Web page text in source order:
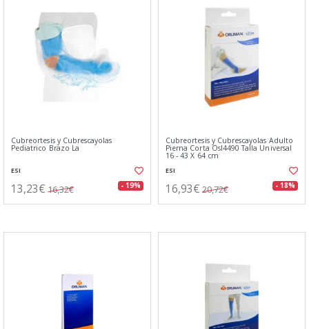
Cubreortesis y Cubrescayolas
Pediatrico Brazo La
ESI
13,23€ 16,32€ - 19%
Cubreortesis y Cubrescayolas Adulto
Pierna Corta Osl4490 Talla Universal
16 - 43 X 64 cm
ESI
16,93€ 20,72€ - 18%